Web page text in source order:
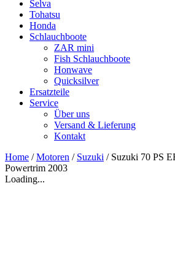
Selva
Tohatsu
Honda
Schlauchboote
ZAR mini
Fish Schlauchboote
Honwave
Quicksilver
Ersatzteile
Service
Über uns
Versand & Lieferung
Kontakt
Home /Motoren / Suzuki / Suzuki 70 PS
Powertrim 2003
Loading...